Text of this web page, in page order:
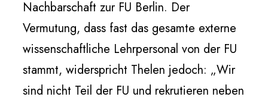
Nachbarschaft zur FU Berlin. Der
Vermutung, dass fast das gesamte externe
wissenschaftliche Lehrpersonal von der FU
stammt, widerspricht Thelen jedoch: „Wir
sind nicht Teil der FU und rekrutieren neben